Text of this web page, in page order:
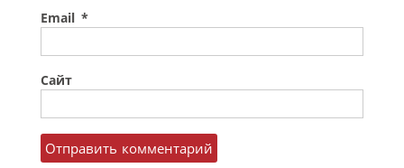
Email *
Сайт